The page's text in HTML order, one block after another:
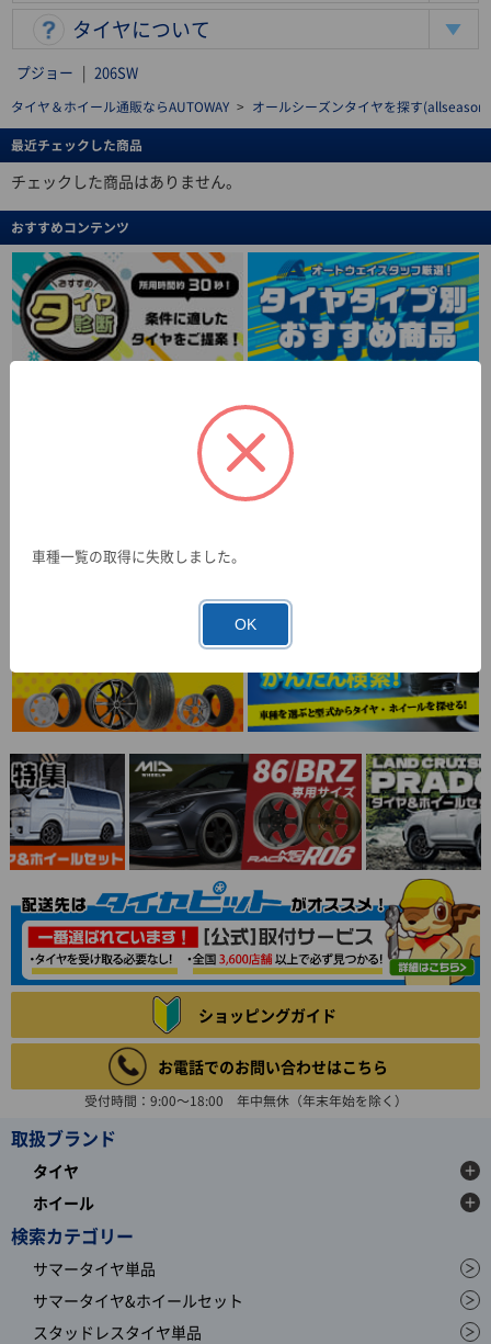
タイヤについて
プジョー | 206SW
タイヤ＆ホイール通販ならAUTOWAY > オールシーズンタイヤを探す
最近チェックした商品
チェックした商品はありません。
おすすめコンテンツ
ショッピングガイド
お電話でのお問い合わせはこちら
受付時間：9:00～18:00 年中無休（年末年始を除く）
取扱ブランド
タイヤ
ホイール
検索カテゴリー
サマータイヤ単品
サマータイヤ&ホイールセット
スタッドレスタイヤ単品
車種一覧の取得に失敗しました。
OK